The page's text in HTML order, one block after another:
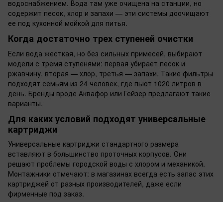
водоснабжением. Вода там уже очищена на станции, но
содержит песок, хлор и запахи — эти системы доочищают
ее под кухонной мойкой для питья.
Когда достаточно трех ступеней очистки
Если вода жесткая, но без сильных примесей, выбирают
модели с тремя ступенями: первая убирает песок и
ржавчину, вторая — хлор, третья — запахи. Такие фильтры
подходят семьям из 24 человек, где пьют 1020 литров в
день. Бренды вроде Аквафор или Гейзер предлагают такие
варианты.
Для каких условий подходят универсальные
картриджи
Универсальные картриджи стандартного размера
вставляют в большинство проточных корпусов. Они
решают проблемы городской воды с хлором и механикой.
Монтажники отмечают: в магазинах всегда есть запас этих
картриджей от разных производителей, даже если
фирменные под заказ.